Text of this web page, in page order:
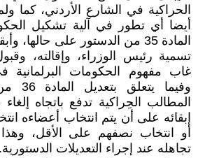
الحراكية في الشارع الأردني، كما
أيضا أي تطور في آلية تشكيل
المادة 35 من الدستور على
تسمية رئيس الوزراء، وإقالته،
غاب مفهوم الحكومات البرلمانية
المطالب الحِراكية تدفع باتجاه
إبقائه على أن يتم انتخاب أعضاءه
أو انتخاب نصفهم على الأقل،
تجاهله عند إجراء التعديلات الدستورية.